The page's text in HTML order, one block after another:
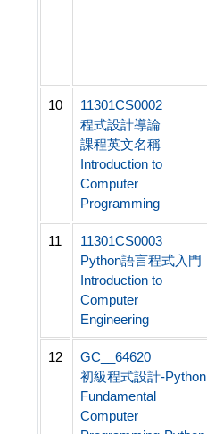
10
11301CS0002
程式設計導論
課程英文名稱
Introduction to
Computer
Programming
11
11301CS0003
Python語言程式入門
Introduction to
Computer
Engineering
12
GC__64620
初級程式設計-Python
Fundamental
Computer